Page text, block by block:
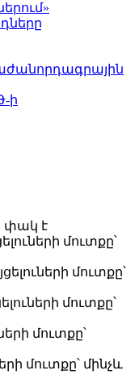
ի
փակ է
մուտքը՝
մուտքը՝
մուտքը՝
մուտքը՝
մուտքը՝ մինչև